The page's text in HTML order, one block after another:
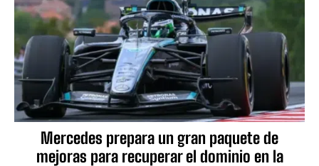
Mercedes prepara un gran paquete de
mejoras para recuperar el dominio en la